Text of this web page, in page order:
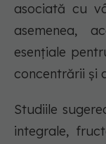
asociată cu
asemenea,
esențiale
concentrării și
Studiile
integrale,